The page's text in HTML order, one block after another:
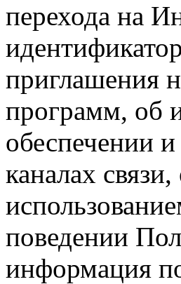
перехода на
приглашения
программ, об
обеспечении
каналах
поведении
информация